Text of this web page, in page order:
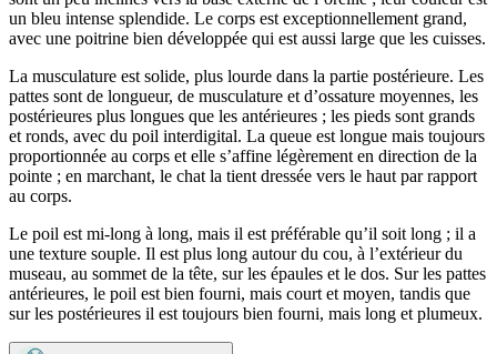
un bleu intense splendide. Le corps est exceptionnellement grand,
avec une poitrine bien développée qui est aussi large que les cuisses.
La musculature est solide, plus lourde dans la partie postérieure. Les
pattes sont de longueur, de musculature et d’ossature moyennes, les
postérieures plus longues que les antérieures ; les pieds sont grands
et ronds, avec du poil interdigital. La queue est longue mais toujours
proportionnée au corps et elle s’affine légèrement en direction de la
pointe ; en marchant, le chat la tient dressée vers le haut par rapport
au corps.
Le poil est mi-long à long, mais il est préférable qu’il soit long ; il a
une texture souple. Il est plus long autour du cou, à l’extérieur du
museau, au sommet de la tête, sur les épaules et le dos. Sur les pattes
antérieures, le poil est bien fourni, mais court et moyen, tandis que
sur les postérieures il est toujours bien fourni, mais long et plumeux.